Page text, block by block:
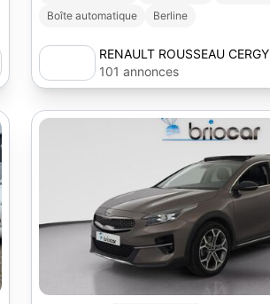
Boîte automatique
Berline
RENAULT ROUSSEAU CERGY
PONTOISE
101 annonces